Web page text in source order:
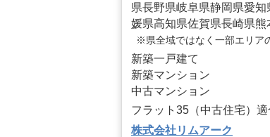
県長野県岐阜県静岡県愛知
媛県高知県佐賀県長崎県熊
※県全域ではなく一部エリア
新築一戸建て
新築マンション
中古マンション
フラット35（中古住宅）
株式会社リムアーク